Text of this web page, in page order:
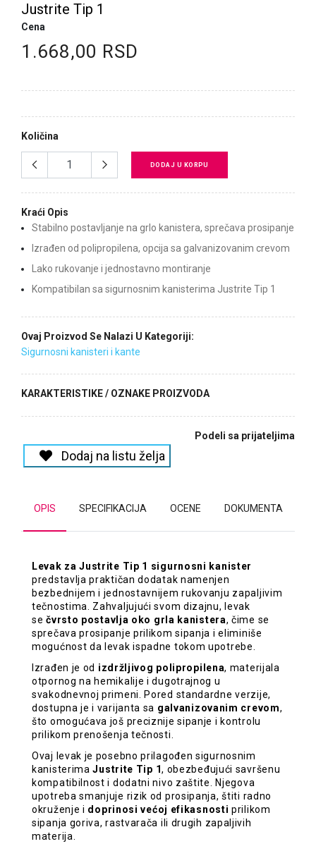
Justrite Tip 1
Cena
1.668,00 RSD
Količina
DODAJ U KORPU
Kraći Opis
Stabilno postavljanje na grlo kanistera, sprečava prosipanje
Izrađen od polipropilena, opcija sa galvanizovanim crevom
Lako rukovanje i jednostavno montiranje
Kompatibilan sa sigurnosnim kanisterima Justrite Tip 1
Ovaj Proizvod Se Nalazi U Kategoriji:
Sigurnosni kanisteri i kante
KARAKTERISTIKE / OZNAKE PROIZVODA
Podeli sa prijateljima
Dodaj na listu želja
OPIS SPECIFIKACIJA OCENE DOKUMENTA
Levak za Justrite Tip 1 sigurnosni kanister
predstavlja praktičan dodatak namenjen
bezbednijem i jednostavnijem rukovanju zapaljivim
tečnostima. Zahvaljujući svom dizajnu, levak
se čvrsto postavlja oko grla kanistera, čime se
sprečava prosipanje prilikom sipanja i eliminiše
mogućnost da levak ispadne tokom upotrebe.
Izrađen je od izdržljivog polipropilena, materijala
otpornog na hemikalije i dugotrajnog u
svakodnevnoj primeni. Pored standardne verzije,
dostupna je i varijanta sa galvanizovanim crevom,
što omogućava još preciznije sipanje i kontrolu
prilikom prenošenja tečnosti.
Ovaj levak je posebno prilagođen sigurnosnim
kanisterimaJustrite Tip 1, obezbeđujući savršenu
kompatibilnost i dodatni nivo zaštite. Njegova
upotreba smanjuje rizik od prosipanja, štiti radno
okruženje i doprinosi većoj efikasnosti prilikom
sipanja goriva, rastvarača ili drugih zapaljivih
materija.